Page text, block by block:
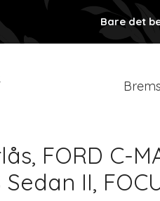
Bare det
FORD C-
Sedan II,